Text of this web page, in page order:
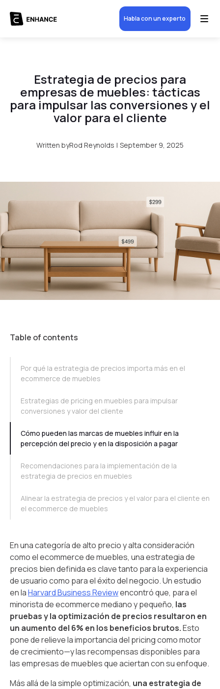
Habla con un experto
Estrategia de precios para
empresas de muebles: tácticas
para impulsar las conversiones y el
valor para el cliente
Written byRod Reynolds | September 9, 2025
Table of contents
Por qué la estrategia de precios importa más en el
ecommerce de muebles
Estrategias de pricing en muebles para impulsar
conversiones y valor del cliente
Cómo pueden las marcas de muebles influir en la
percepción del precio y en la disposición a pagar
Recomendaciones para la implementación de la
estrategia de precios en muebles
Alinear la estrategia de precios y el valor para el cliente en
el ecommerce de muebles
En una categoría de alto precio y alta consideración
como el ecommerce de muebles, una estrategia de
precios bien definida es clave tanto para la experiencia
de usuario como para el éxito del negocio. Un estudio
en laHarvard Business Reviewencontró que, para el
minorista de ecommerce mediano y pequeño, las
pruebas y la optimización de precios resultaron en
un aumento del 6% en los beneficios brutos.Esto
pone de relieve la importancia del pricing como motor
de crecimiento—y las recompensas disponibles para
las empresas de muebles que aciertan con su enfoque.
Más allá de la simple optimización, una estrategia de